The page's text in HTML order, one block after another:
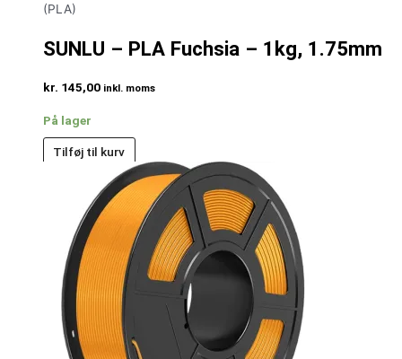
(PLA)
SUNLU – PLA Fuchsia – 1kg, 1.75mm
kr. 145,00 inkl. moms
På lager
Tilføj til kurv